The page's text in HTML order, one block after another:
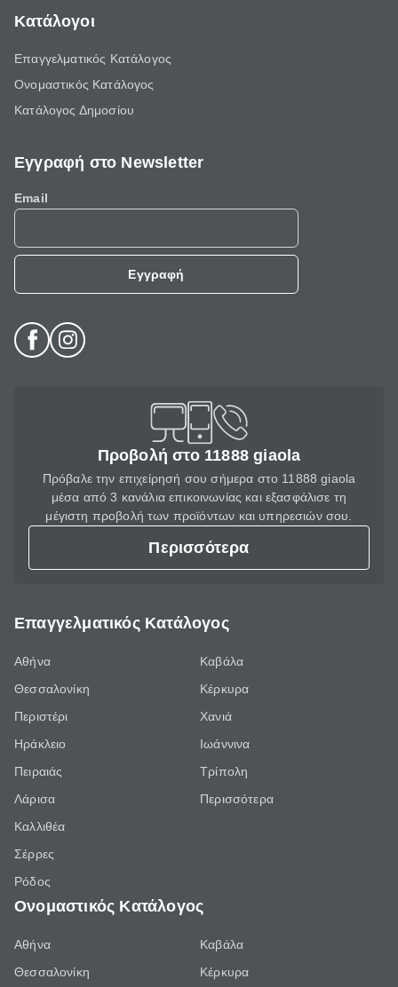
Κατάλογοι
Επαγγελματικός Κατάλογος
Ονομαστικός Κατάλογος
Κατάλογος Δημοσίου
Εγγραφή στο Newsletter
Email
Εγγραφή
Προβολή στο 11888 giaola
Πρόβαλε την επιχείρησή σου σήμερα στο 11888 giaola
μέσα από 3 κανάλια επικοινωνίας και εξασφάλισε τη
μέγιστη προβολή των προϊόντων και υπηρεσιών σου.
Περισσότερα
Επαγγελματικός Κατάλογος
Αθήνα
Θεσσαλονίκη
Περιστέρι
Ηράκλειο
Πειραιάς
Λάρισα
Καλλιθέα
Σέρρες
Ρόδος
Καβάλα
Κέρκυρα
Χανιά
Ιωάννινα
Τρίπολη
Περισσότερα
Ονομαστικός Κατάλογος
Αθήνα
Θεσσαλονίκη
Καβάλα
Κέρκυρα